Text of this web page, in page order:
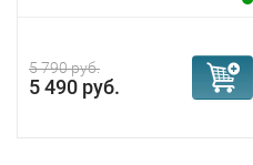
5 790 руб.
5 490 руб.